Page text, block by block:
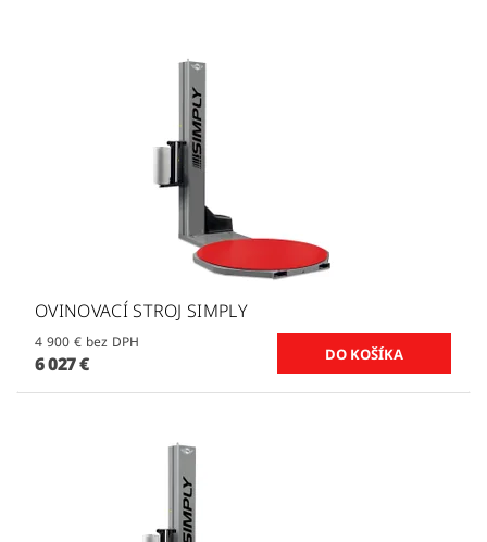
OVINOVACÍ STROJ SIMPLY
4 900 € bez DPH
6 027 €